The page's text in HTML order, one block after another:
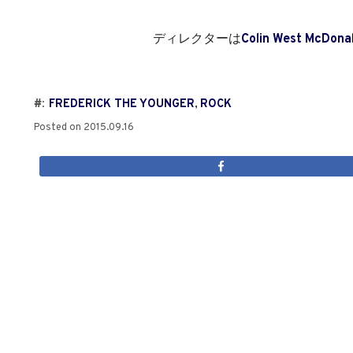
ディレクターはColin West
#: FREDERICK THE YOUNGER, ROCK
Posted on 2015.09.16